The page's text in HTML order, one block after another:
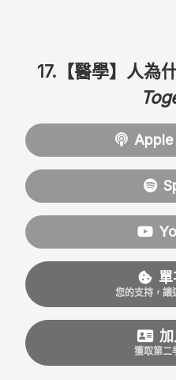
17.【醫學】人為
您的支持，讓
獲取第二